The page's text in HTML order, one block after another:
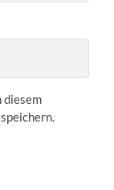
diesem